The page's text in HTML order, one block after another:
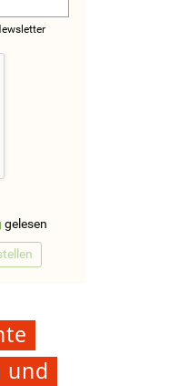
gelesen
und